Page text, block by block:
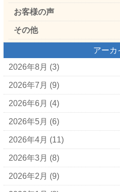
お客様の声
その他
アーカ
2026年8月 (3)
2026年7月 (9)
2026年6月 (4)
2026年5月 (6)
2026年4月 (11)
2026年3月 (8)
2026年2月 (9)